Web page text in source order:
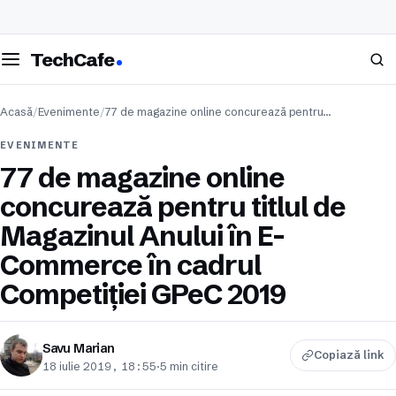
meniul
TechCafe Caută
Acasă/Evenimente/77 de magazine online concurează pentru…
EVENIMENTE
77 de magazine online
concurează pentru titlul de
Magazinul Anului în E-
Commerce în cadrul
Competiției GPeC 2019
Savu Marian
18 iulie 2019, 18:55·5 min citire
Copiază link